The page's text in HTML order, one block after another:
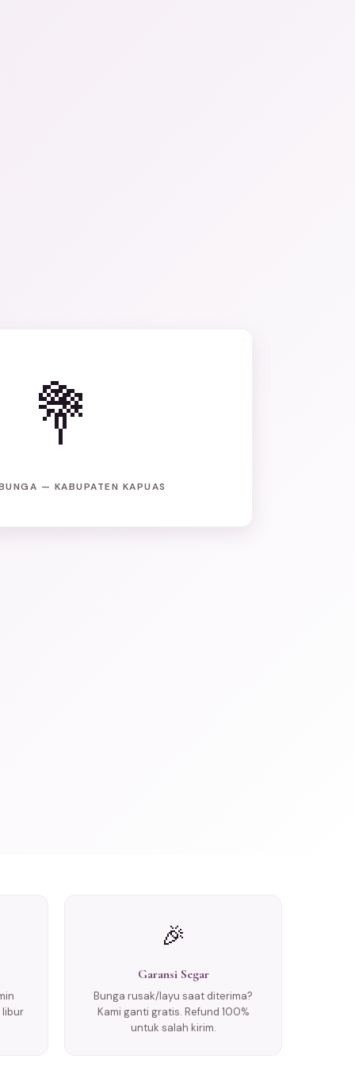
💐
— KABUPATEN KAPUAS
libur
🎉
Garansi Segar
Bunga rusak/layu saat diterima?
Kami ganti gratis. Refund 100%
untuk salah kirim.